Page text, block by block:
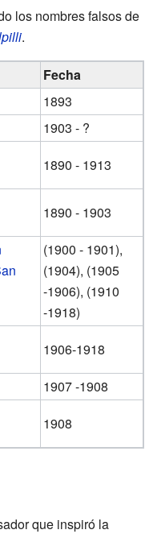
los nombres falsos de
.
Fecha
1893
1903 - ?
1890 - 1913
1890 - 1903
(1900 - 1901),
(1904), (1905
-1906), (1910
-1918)
1906-1918
1907 -1908
1908
que inspiró la